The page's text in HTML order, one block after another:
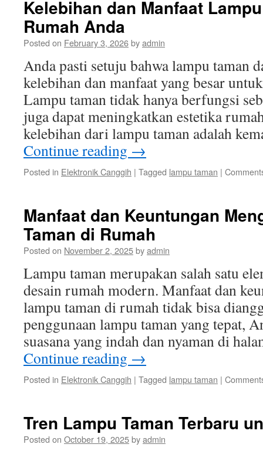
Kelebihan dan Manfaat
Rumah Anda
Posted on February 3, 2026byadmin
Anda pasti setuju bahwa lampu taman
kelebihan dan manfaat yang besar
Lampu taman tidak hanya berfungsi
juga dapat meningkatkan estetika
kelebihan dari lampu taman adalah
Continue reading →
Posted in Elektronik Canggih | Tagged lampu taman |
Manfaat dan Keuntungan
Taman di Rumah
Posted on November 2, 2025byadmin
Lampu taman merupakan salah satu
desain rumah modern. Manfaat dan
lampu taman di rumah tidak bisa
penggunaan lampu taman yang tepat,
suasana yang indah dan nyaman di
Continue reading →
Posted in Elektronik Canggih | Tagged lampu taman |
Tren Lampu Taman Terbaru
Posted on October 19, 2025byadmin